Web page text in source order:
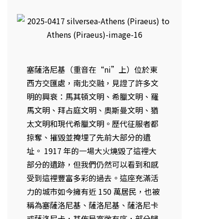
塞薩洛尼基（重音在“ni”上）位於東
西方交匯處，南北交融，見證了許多文
明的興衰：馬其頓文明、希臘文明、羅
馬文明、拜占庭文明、奧斯曼文明、猶
太文明和現代希臘文明。歷代征服者都
掠奪、摧毀並掩埋了先前大部分的遺
址。 1917 年的一場大火燒毀了這裡大
部分的遺跡，但我們仍然可以看到和感
受到這裡豐富多彩的過去。這座充滿活
力的城市如今擁有近 150 萬居民，也被
稱為塞薩洛尼基、薩洛尼基、薩洛尼卡